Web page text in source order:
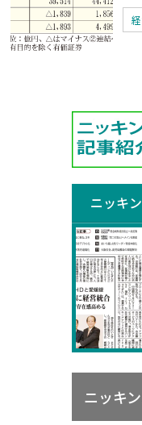
ニッキ
ニッキ